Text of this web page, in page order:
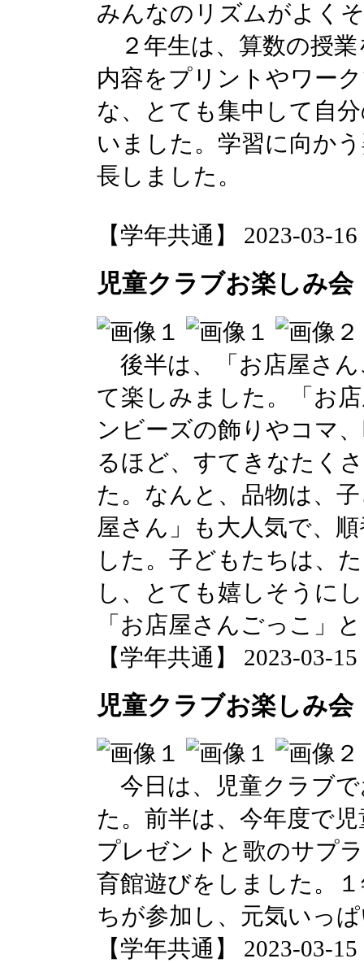
みんなのリズムがよく
２年生は、算数の授業
内容をプリントやワー
な、とても集中して自
いました。学習に向か
長しました。
【学年共通】 2023-03-
児童クラブお楽しみ
後半は、「お店屋さ
て楽しみました。「お
ンビーズの飾りやコマ
るほど、すてきなたく
た。なんと、品物は、
屋さん」も大人気で、
した。子どもたちは、
し、とても嬉しそうに
「お店屋さんごっこ」
【学年共通】 2023-03-
児童クラブお楽しみ
今日は、児童クラブ
た。前半は、今年度で
プレゼントと歌のサプ
育館遊びをしました。
ちが参加し、元気いっ
【学年共通】 2023-03-